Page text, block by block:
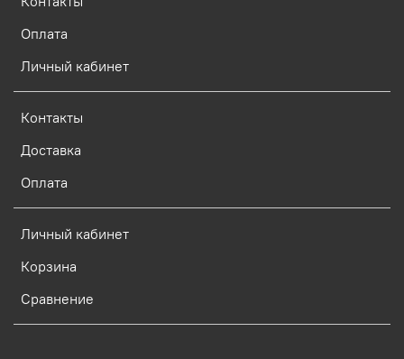
Оплата
Личный кабинет
Контакты
Доставка
Оплата
Личный кабинет
Корзина
Сравнение